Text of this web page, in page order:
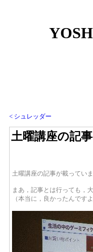
< シュレッダー
土曜講座の記事
土曜講座の記事が載っていま
まあ，記事とは行っても，
（本当に，良かったんですよ